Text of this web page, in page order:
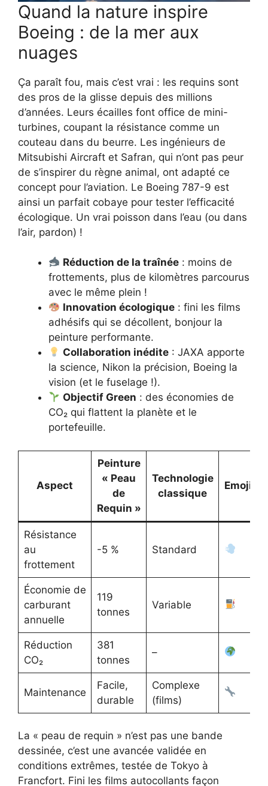
Quand la nature inspire
Boeing : de la mer aux
nuages
Ça paraît fou, mais c’est vrai : les requins sont
des pros de la glisse depuis des millions
d’années. Leurs écailles font office de mini-
turbines, coupant la résistance comme un
couteau dans du beurre. Les ingénieurs de
Mitsubishi Aircraft et Safran, qui n’ont pas peur
de s’inspirer du règne animal, ont adapté ce
concept pour l’aviation. Le Boeing 787-9 est
ainsi un parfait cobaye pour tester l’efficacité
écologique. Un vrai poisson dans l’eau (ou dans
l’air, pardon) !
Réduction de la traînée : moins de
frottements, plus de kilomètres parcourus
avec le même plein !
Innovation écologique : fini les films
adhésifs qui se décollent, bonjour la
peinture performante.
Collaboration inédite : JAXA apporte
la science, Nikon la précision, Boeing la
vision (et le fuselage !).
Objectif Green : des économies de
CO₂ qui flattent la planète et le
portefeuille.
Aspect
Peinture
« Peau
de
Requin »
Technologie
classique
Emoji
Résistance
au
frottement
-5 % Standard
Économie de
carburant
annuelle
119
tonnes
Variable
Réduction
CO₂
381
tonnes
–
Maintenance
Facile,
durable
Complexe
(films)
La « peau de requin » n’est pas une bande
dessinée, c’est une avancée validée en
conditions extrêmes, testée de Tokyo à
Francfort. Fini les films autocollants façon